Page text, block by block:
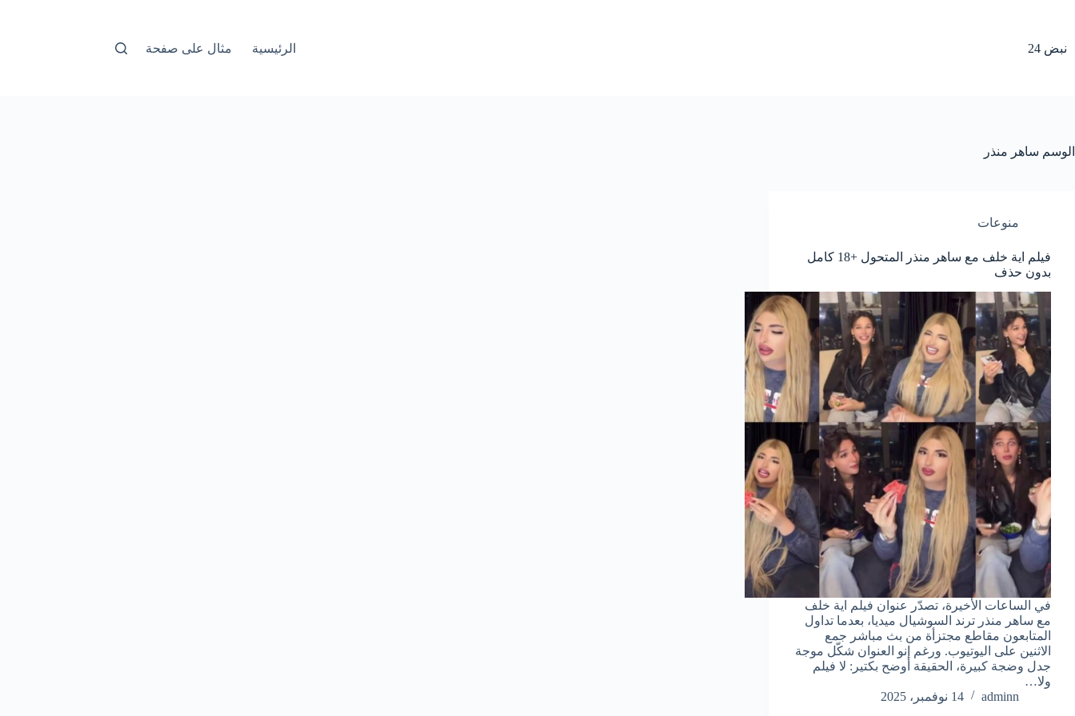
نبض 24 الرئيسية مثال على صفحة
الوسم ساهر منذر
منوعات
فيلم اية خلف مع ساهر منذر المتحول +18 كامل
بدون حذف
في الساعات الأخيرة، تصدّر عنوان فيلم اية خلف
مع ساهر منذر ترند السوشيال ميديا، بعدما تداول
المتابعون مقاطع مجتزأة من بث مباشر جمع
الاثنين على اليوتيوب. ورغم إنو العنوان شكّل موجة
جدل وضجة كبيرة، الحقيقة أوضح بكتير: لا فيلم
ولا…
adminn
14 نوفمبر، 2025